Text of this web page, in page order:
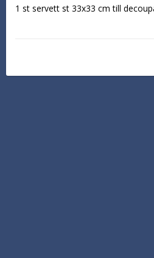
1 st servett st 33x33 cm till